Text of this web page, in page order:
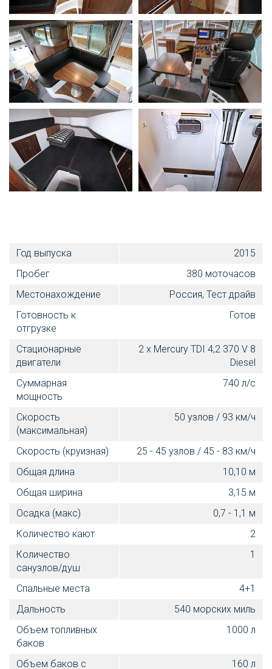
Год выпуска
2015
Пробег
380 моточасов
Местонахождение
Россия, Тест драйв
Готовность к
отгрузке
Готов
Стационарные
двигатели
2 х Mercury TDI 4,2 370 V 8
Diesel
Суммарная
мощность
740 л/с
Скорость
(максимальная)
50 узлов / 93 км/ч
Скорость (круизная)
25 - 45 узлов / 45 - 83 км/ч
Общая длина
10,10 м
Общая ширина
3,15 м
Осадка (макс)
0,7 - 1,1 м
Количество кают
2
Количество
санузлов/душ
1
Спальные места
4+1
Дальность
540 морских миль
Объем топливных
баков
1000 л
Объем баков с 160 л